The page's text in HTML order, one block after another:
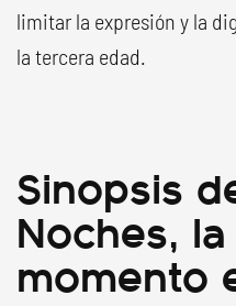
limitar la expresión y la
la tercera edad.
Sinopsis
Noches,
momento